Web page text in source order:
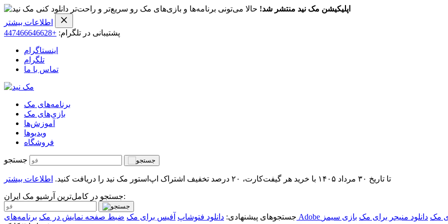
اپلیکیشن مک نید منتشر شد! حالا می‌تونی برنامه‌ها و بازی‌های مک رو سریع‌تر و راحت‌تر دانلود کنی
اطلاعات بیشتر
پشتیبانی در تلگرام: +447466646628
اینستاگرام
تلگرام
تماس با ما
برنامه‌های مک
بازی‌های مک
آموزش‌ها
ویدیو‌ها
فروشگاه
جستجو
تا تاریخ ۳۰ مرداد ۱۴۰۵ با خرید هر گیفت‌کارت، ۲۰ درصد تخفیف اشتراک اپ‌استور مک نید را دریافت کنید. اطلاعات بیشتر
جستجو در کامل‌ترین آرشیو مک ایران:
جستجوهای پیشنهادی: دانلود فتوشاپ آفیس برای مک ضبط صفحه نمایش در مک مک دانلود منیجر برای مک بازی سیمز